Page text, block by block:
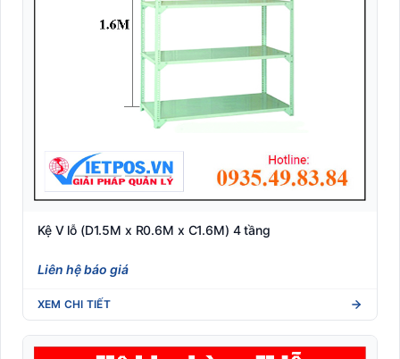
Kệ V lỗ (D1.5M x R0.6M x C1.6M) 4 tầng
Liên hệ báo giá
XEM CHI TIẾT